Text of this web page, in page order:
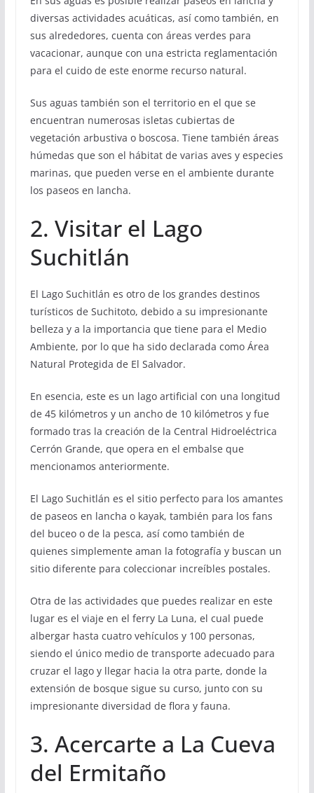
diversas actividades acuáticas, así como también, en
sus alrededores, cuenta con áreas verdes para
vacacionar, aunque con una estricta reglamentación
para el cuido de este enorme recurso natural.
Sus aguas también son el territorio en el que se
encuentran numerosas isletas cubiertas de
vegetación arbustiva o boscosa. Tiene también áreas
húmedas que son el hábitat de varias aves y especies
marinas, que pueden verse en el ambiente durante
los paseos en lancha.
2. Visitar el Lago
Suchitlán
El Lago Suchitlán es otro de los grandes destinos
turísticos de Suchitoto, debido a su impresionante
belleza y a la importancia que tiene para el Medio
Ambiente, por lo que ha sido declarada como Área
Natural Protegida de El Salvador.
En esencia, este es un lago artificial con una longitud
de 45 kilómetros y un ancho de 10 kilómetros y fue
formado tras la creación de la Central Hidroeléctrica
Cerrón Grande, que opera en el embalse que
mencionamos anteriormente.
El Lago Suchitlán es el sitio perfecto para los amantes
de paseos en lancha o kayak, también para los fans
del buceo o de la pesca, así como también de
quienes simplemente aman la fotografía y buscan un
sitio diferente para coleccionar increíbles postales.
Otra de las actividades que puedes realizar en este
lugar es el viaje en el ferry La Luna, el cual puede
albergar hasta cuatro vehículos y 100 personas,
siendo el único medio de transporte adecuado para
cruzar el lago y llegar hacia la otra parte, donde la
extensión de bosque sigue su curso, junto con su
impresionante diversidad de flora y fauna.
3. Acercarte a La Cueva
del Ermitaño